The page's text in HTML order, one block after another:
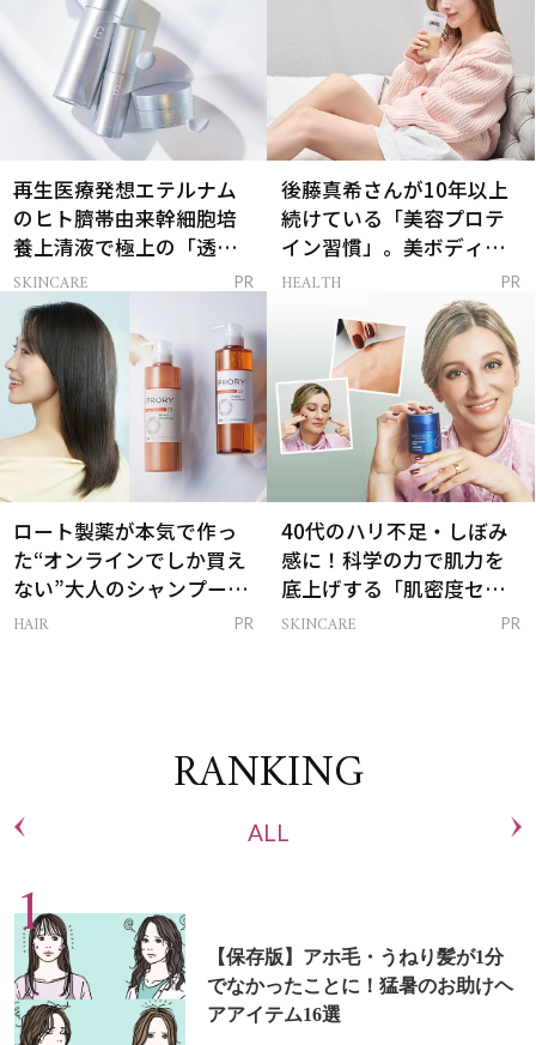
再生医療発想エテルナム
のヒト臍帯由来幹細胞培
養上清液で極上の「透明
感ハリ肌」へ
SKINCARE PR
後藤真希さんが10年以上
続けている「美容プロテ
イン習慣」。美ボディを
支える朝ルーティンと
HEALTH PR
ロート製薬が本気で作っ
た“オンラインでしか買え
ない”大人のシャンプー＆
トリートメントって？
HAIR PR
40代のハリ不足・しぼみ
感に！科学の力で肌力を
底上げする「肌密度セラ
ム」
SKINCARE PR
RANKING
ALL
【保存版】アホ毛・うねり髪が1分
でなかったことに！猛暑のお助けヘ
アアイテム16選